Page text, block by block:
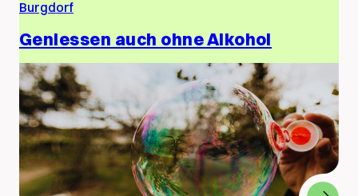
Burgdorf
Geniessen auch ohne Alkohol